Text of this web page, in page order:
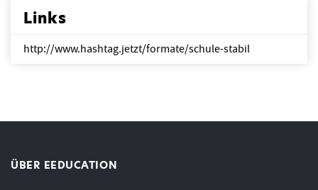
Links
http://www.hashtag.jetzt/formate/schule-stabil
ÜBER EEDUCATION